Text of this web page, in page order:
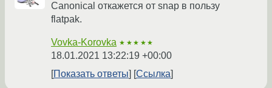
Canonical откажется от snap в пользу
flatpak.
Vovka-Korovka ★★★★★
18.01.2021 13:22:19 +00:00
Показать ответы
Ссылка